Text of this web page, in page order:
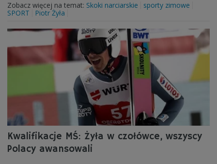
Zobacz więcej na temat: Skoki narciarskie
sporty zimowe
SPORT
Piotr Żyła
Kwalifikacje MŚ: Żyła w czołówce, wszyscy
Polacy awansowali